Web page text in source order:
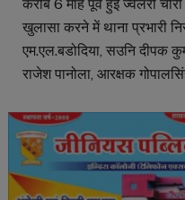
करीब 6 माह पूर्व हुई ज्वेलरी
खुलासा करने में थाना प्रभारी
एम.एल.बडोदिया, सउनि दीपक
राजेश पानोला, आरक्षक